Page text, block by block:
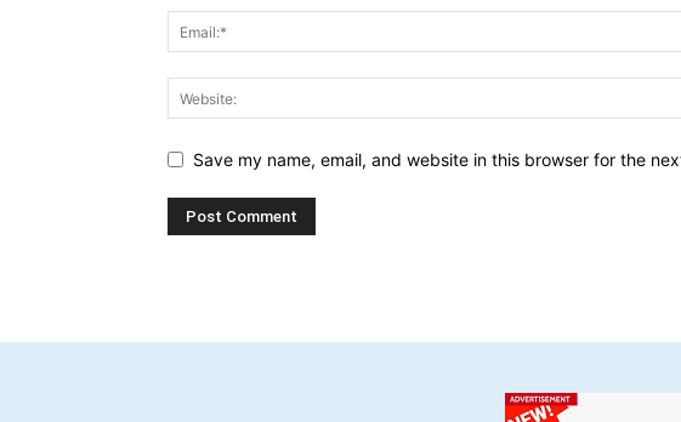
Save my name, email, and website in this browser for the